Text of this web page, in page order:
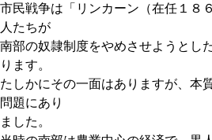
市民戦争は「リンカーン（在任１８
人たちが
南部の奴隷制度をやめさせようとし
ります。
たしかにその一面はありますが、本
問題にあり
ました。